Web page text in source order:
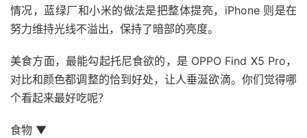
情况，蓝绿厂和小米的做法是把整体提亮，iPhone 则是在
努力维持光线不溢出，保持了暗部的亮度。
美食方面，最能勾起托尼食欲的，是 OPPO Find X5 Pro，
对比和颜色都调整的恰到好处，让人垂涎欲滴。你们觉得哪
个看起来最好吃呢？
食物 ▼